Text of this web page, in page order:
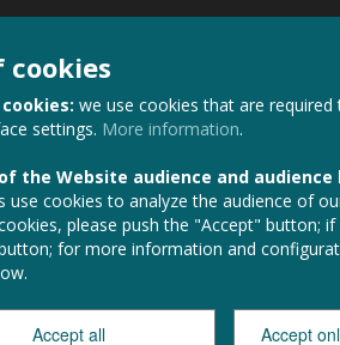
cookies
we use cookies that are
settings. More information.
the Website audience and
use cookies to analyze the audience of
please push the "Accept" button;
for more information and
Accept all Accept